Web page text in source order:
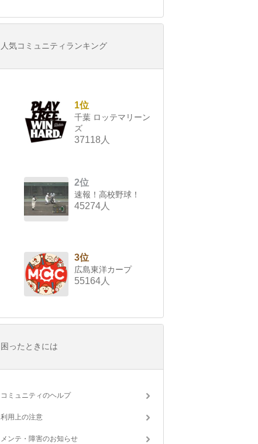
人気コミュニティランキング
1位
千葉 ロッテマリーン
ズ
37118人
2位
速報！高校野球！
45274人
3位
広島東洋カープ
55164人
困ったときには
コミュニティのヘルプ
利用上の注意
メンテ・障害のお知らせ